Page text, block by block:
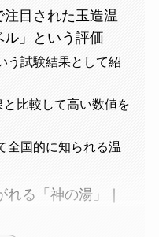
目された玉造温
」という評価
う試験結果として紹
比較して高い数値を
全国的に知られる温
る「神の湯」｜